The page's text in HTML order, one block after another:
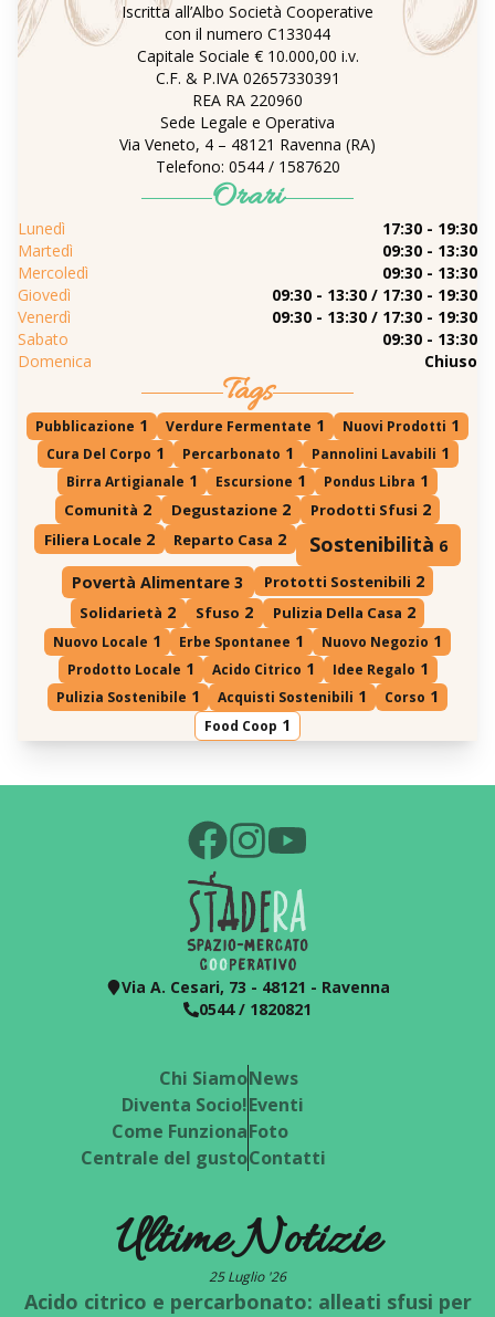
Iscritta all’Albo Società Cooperative
con il numero C133044
Capitale Sociale € 10.000,00 i.v.
C.F. & P.IVA 02657330391
REA RA 220960
Sede Legale e Operativa
Via Veneto, 4 – 48121 Ravenna (RA)
Telefono: 0544 / 1587620
Orari
Lunedì
17:30 - 19:30
Martedì
09:30 - 13:30
Mercoledì
09:30 - 13:30
Giovedì
09:30 - 13:30 / 17:30 - 19:30
Venerdì
09:30 - 13:30 / 17:30 - 19:30
Sabato
09:30 - 13:30
Domenica
Chiuso
Tags
Pubblicazione 1 Verdure Fermentate 1 Nuovi Prodotti 1
Cura Del Corpo 1 Percarbonato 1 Pannolini Lavabili 1
Birra Artigianale 1 Escursione 1 Pondus Libra 1
Comunità 2 Degustazione 2 Prodotti Sfusi 2
Filiera Locale 2 Reparto Casa 2 Sostenibilità 6
Povertà Alimentare 3 Prototti Sostenibili 2
Solidarietà 2 Sfuso 2 Pulizia Della Casa 2
Nuovo Locale 1 Erbe Spontanee 1 Nuovo Negozio 1
Prodotto Locale 1 Acido Citrico 1 Idee Regalo 1
Pulizia Sostenibile 1 Acquisti Sostenibili 1 Corso 1
Food Coop 1
Via A. Cesari, 73 - 48121 - Ravenna
0544 / 1820821
Chi Siamo
Diventa Socio!
Come Funziona
Centrale del gusto
News
Eventi
Foto
Contatti
Ultime Notizie
25 Luglio '26
Acido citrico e percarbonato: alleati sfusi per